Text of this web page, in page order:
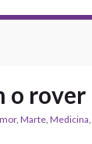
o rover
, Marte, Medicina,